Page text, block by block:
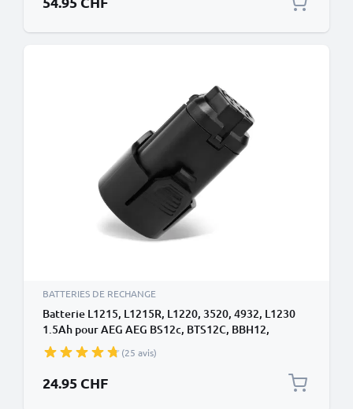
BATTERIES DE RECHANGE
Batterie L1215, L1215R, L1220, 3520, 4932, L1230
1.5Ah pour AEG AEG BS12c, BTS12C, BBH12,
BS12C2, BSS 12C -(25 avis)
24.95 CHF